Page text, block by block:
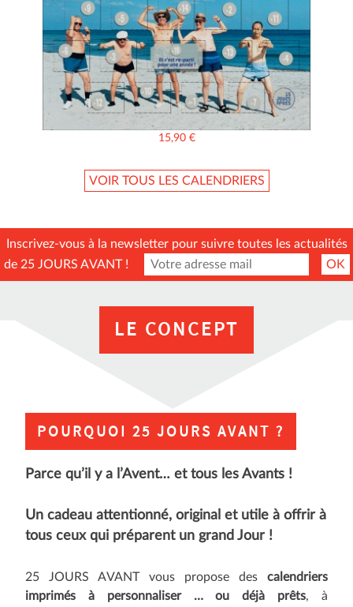
15,90 €
VOIR TOUS LES CALENDRIERS
Inscrivez-vous à la newsletter pour suivre toutes les actualités
de 25 JOURS AVANT !
OK
LE CONCEPT
POURQUOI 25 JOURS AVANT ?
Parce qu’il y a l’Avent… et tous les Avants !
Un cadeau attentionné, original et utile à offrir à
tous ceux qui préparent un grand Jour !
25 JOURS AVANT vous propose des calendriers
imprimés à personnaliser … ou déjà prêts, à